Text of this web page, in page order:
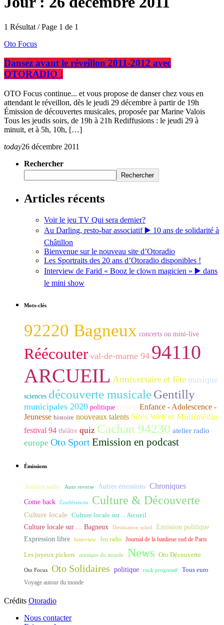
1 Résultat / Page 1 de 1
Oto Focus
Dansez avant le réveillon 2011-2012 avec
OTORADIO !
OTO Focus continue... et vous propose de danser chez vous en
attendant le réveillon, dès le jeudi 29 décembre à partir de 19h
Émission de découvertes musicales, proposée par Marine Valois
Tous les jeudis soirs, de 19h à 21h Rediffusions : le jeudi 29 à
minuit, et à 5h, 10h, […]
today26 décembre 2011
Rechercher
Rechercher
Articles récents
Voir le jeu TV Qui sera dernier?
Au Darling, resto-bar associatif ▶️ 10 ans de solidarité à
Châtillon
Bienvenue sur le nouveau site d’Otoradio
Les Sportraits des 20 ans d’Otoradio disponibles !
Interview de Farid « Booz le clown magicien » ▶️ dans
le mini show
Mots-clés
92220 Bagneux concerts ou mini-live
Réécouter val-de-marne 94 94110
ARCUEIL Anniversaire et fête musique
sciences découverte musicaleGentilly
municipales 2020 politique
Enfance - Adolescence -
Jeunesse histoire nouveaux talents Sites Web et Multimédia
festival 94 théâtre quiz Cachan 94230 atelier radio
europe Oto SportEmission en podcast
Émissions
Ateliers radio Auto reverse Autres émissions Chroniques
Come back Conférences Culture & Découverte
Culture locale Culture locale sur ... Arcueil
Culture locale sur ... Bagneux Destination soleil Emission politique
Expression libre Interview Jeu radio Journal de la banlieue sud de Paris
Les joyeux pickers musique du monde News Oto Découverte
Oto Focus Oto Solidaires politique rock progressif Tous euro
Voyage autour du monde
Crédits Otoradio
Nous contacter